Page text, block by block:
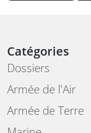
Catégories
Dossiers
Armée de l'Air
Armée de Terre